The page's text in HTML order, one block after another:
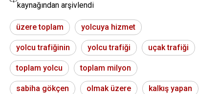
kaynağından arşivlendi
üzere toplam yolcuya hizmet
yolcu trafiğinin yolcu trafiği uçak trafiği
toplam yolcu toplam milyon
sabiha gökçen olmak üzere kalkış yapan